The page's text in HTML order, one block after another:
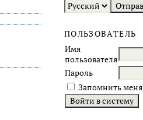
ПОЛЬЗОВАТЕЛЬ
Имя
пользователя
Пароль
Запомнить меня